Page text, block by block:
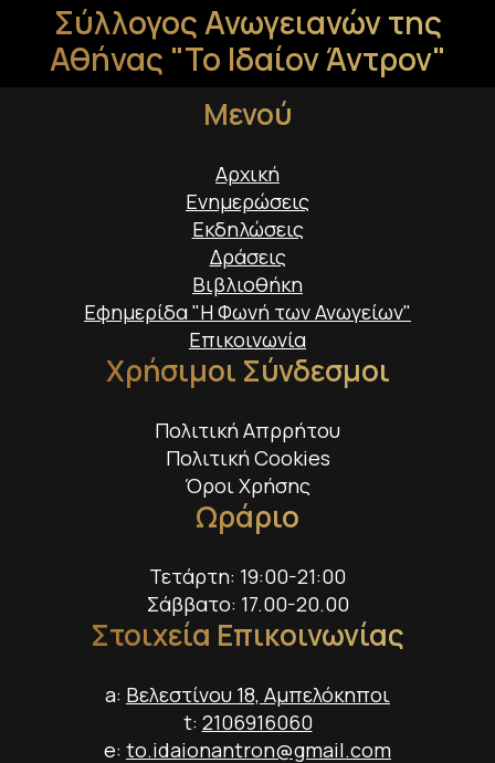
Σύλλογος Ανωγειανών της
Αθήνας "Το Ιδαίον Άντρον"
Μενού
Αρχική
Ενημερώσεις
Εκδηλώσεις
Δράσεις
Βιβλιοθήκη
Εφημερίδα "Η Φωνή των Ανωγείων"
Επικοινωνία
Χρήσιμοι Σύνδεσμοι
Πολιτική Απρρήτου
Πολιτική Cookies
Όροι Χρήσης
Ωράριο
Τετάρτη: 19:00-21:00
Σάββατο: 17.00-20.00
Στοιχεία Επικοινωνίας
a: Βελεστίνου 18, Αμπελόκηποι
t: 2106916060
e: to.idaionantron@gmail.com